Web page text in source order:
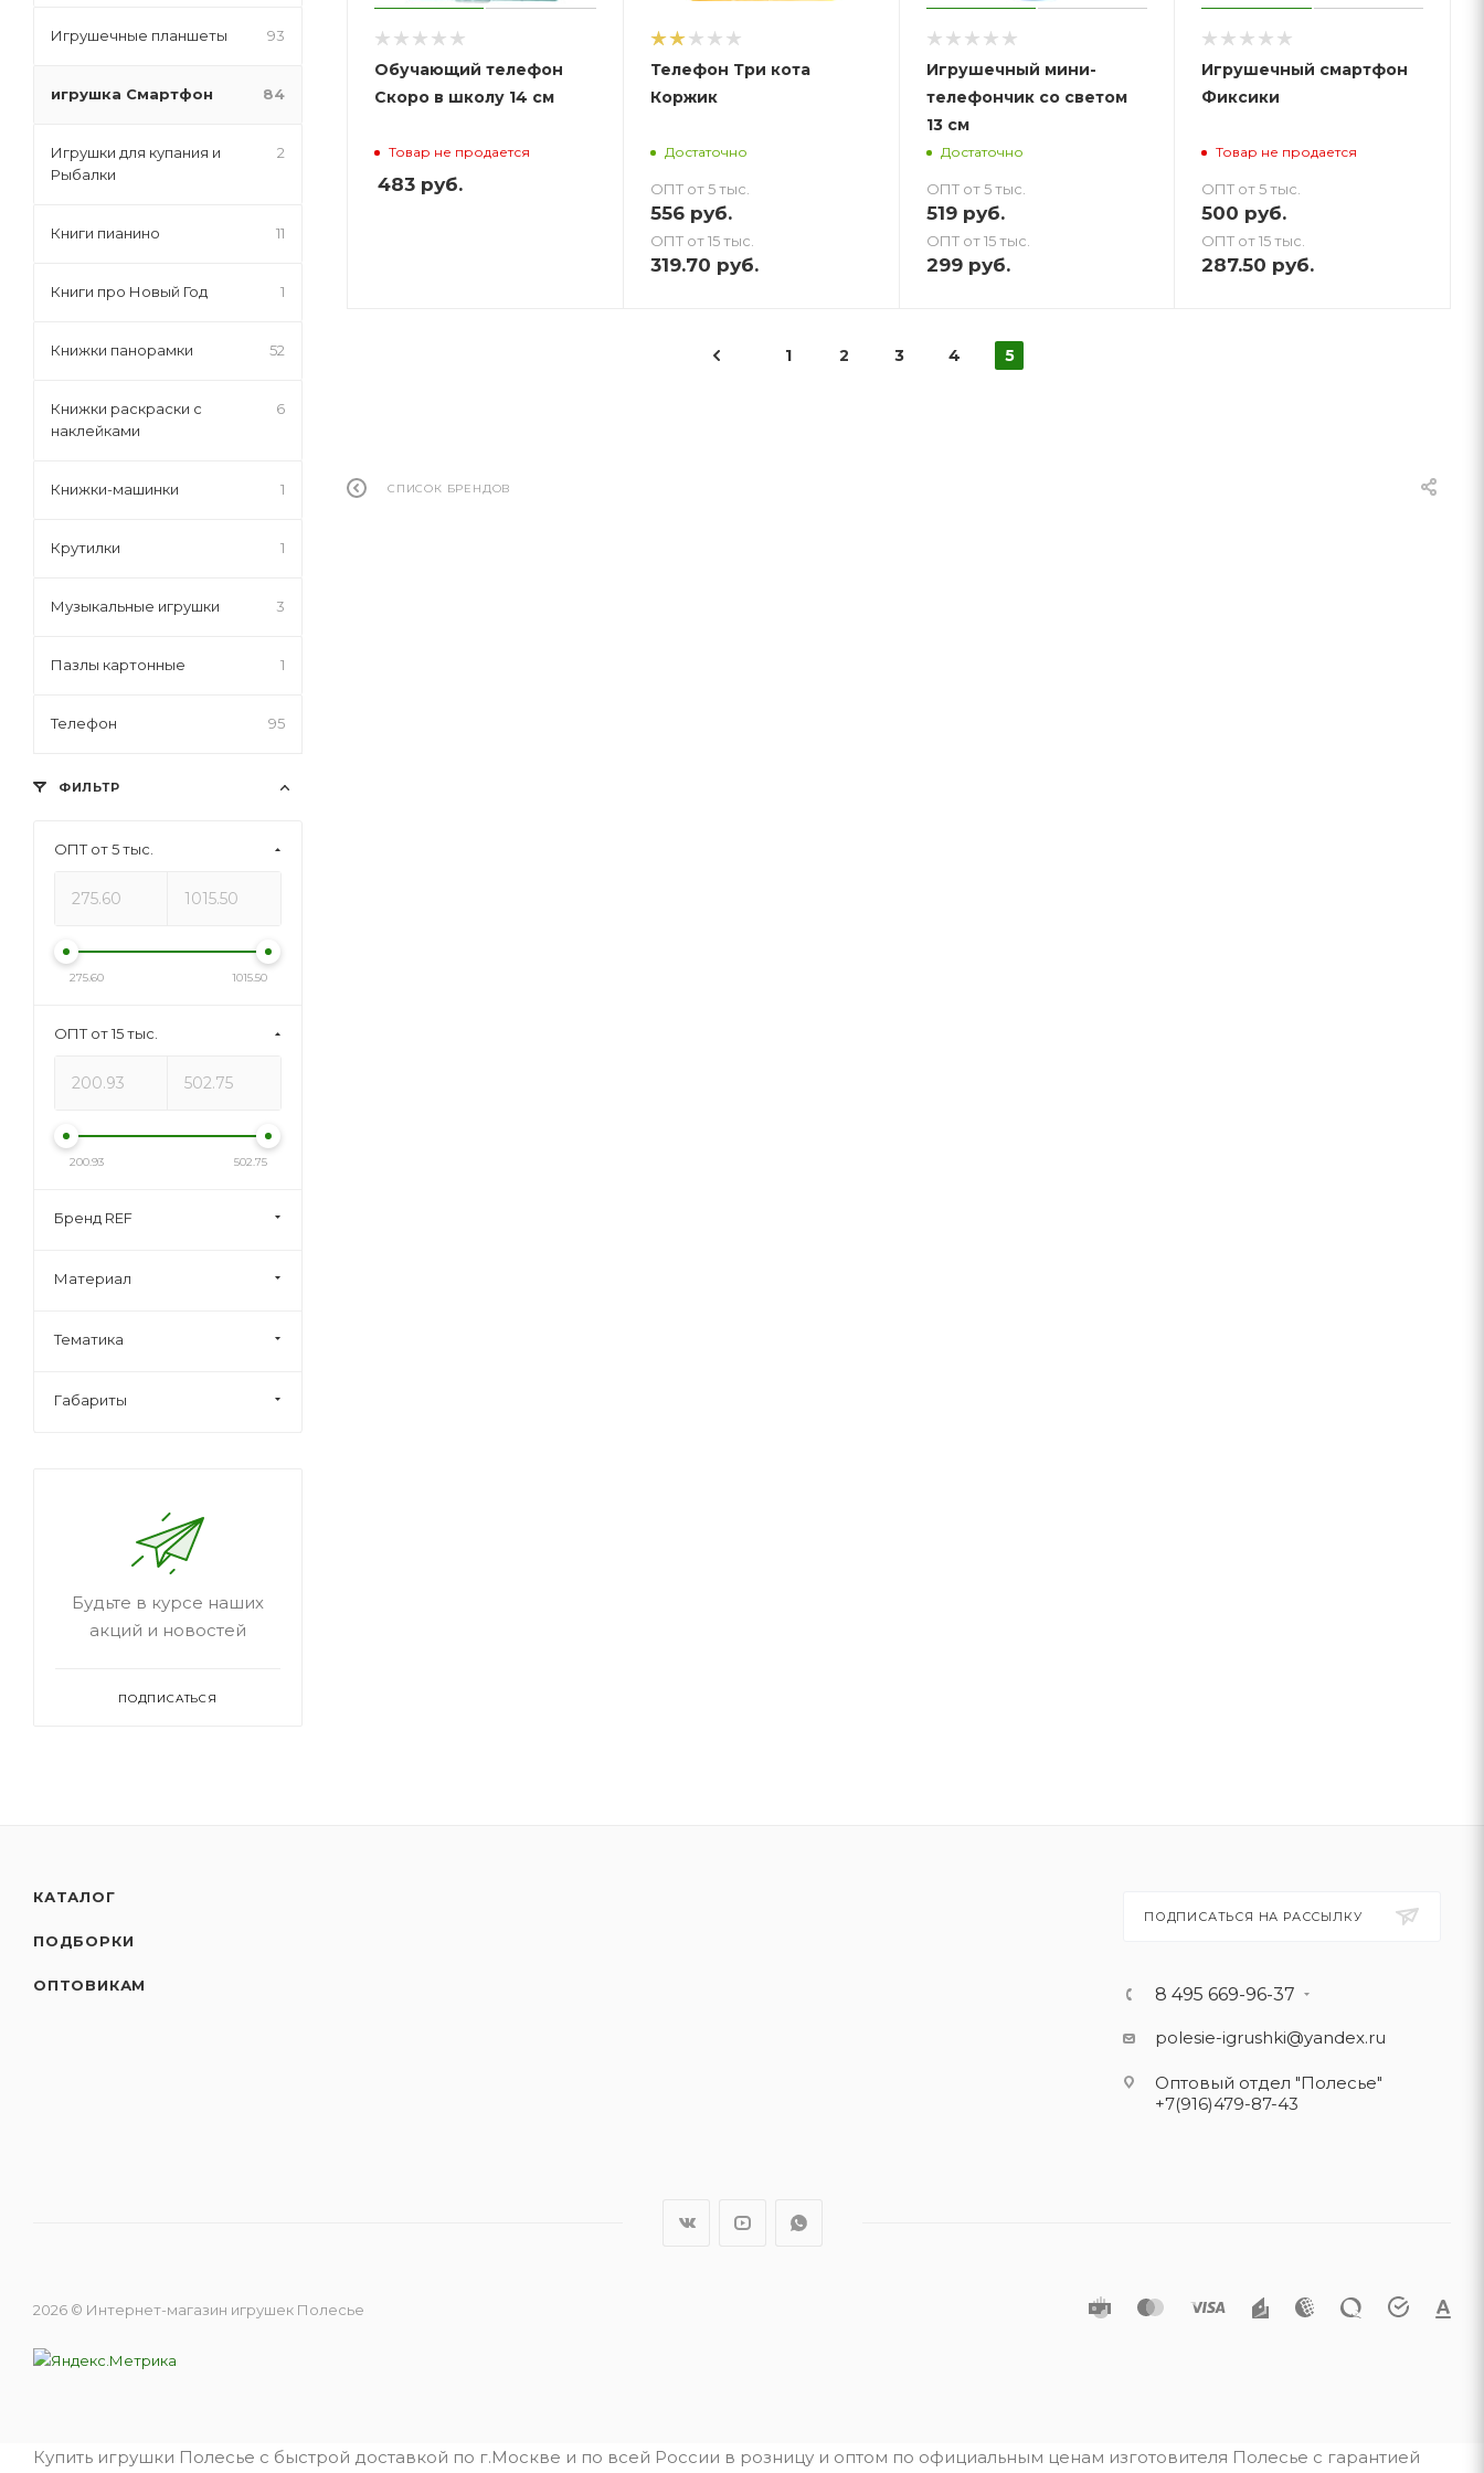
Обучающий телефон
Скоро в школу 14 см
Товар не продается
483 руб.
Телефон Три кота
Коржик
Достаточно
ОПТ от 5 тыс.
556руб.
ОПТ от 15 тыс.
319.70 руб.
Игрушечный мини-
телефончик со светом
13 см
Достаточно
ОПТ от 5 тыс.
519руб.
ОПТ от 15 тыс.
299руб.
Игрушечный смартфон
Фиксики
Товар не продается
ОПТ от 5 тыс.
500 руб.
ОПТ от 15 тыс.
287.50 руб.
1 2 3 4 5
СПИСОК БРЕНДОВ
Игрушечные планшеты 93
игрушка Смартфон 84
Игрушки для купания и
Рыбалки
2
Книги пианино 11
Книги про Новый Год 1
Книжки панорамки 52
Книжки раскраски с
наклейками
6
Книжки-машинки 1
Крутилки 1
Музыкальные игрушки 3
Пазлы картонные 1
Телефон 95
ФИЛЬТР
ОПТ от 5 тыс.
275.60 1015.50
ОПТ от 15 тыс.
200.93 502.75
Бренд REF
Материал
Тематика
Габариты
Будьте в курсе наших
акций и новостей
ПОДПИСАТЬСЯ
КАТАЛОГ
ПОДБОРКИ
ОПТОВИКАМ
ПОДПИСАТЬСЯ НА РАССЫЛКУ
8 495 669-96-37
polesie-igrushki@yandex.ru
Оптовый отдел "Полесье"
+7(916)479-87-43
2026 © Интернет-магазин игрушек Полесье
Купить игрушки Полесье с быстрой доставкой по г.Москве и по всей России в розницу и оптом по официальным ценам изготовителя Полесье с гарантией